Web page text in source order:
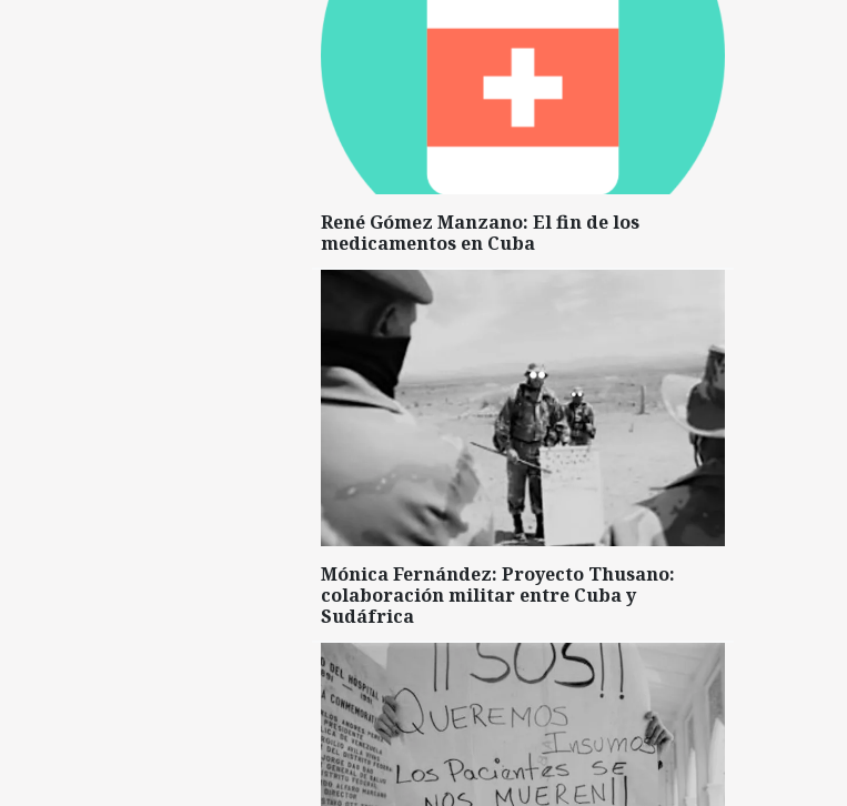
René Gómez Manzano: El fin de los
medicamentos en Cuba
Mónica Fernández: Proyecto Thusano:
colaboración militar entre Cuba y
Sudáfrica